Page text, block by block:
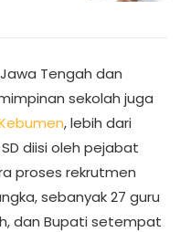
Tengah dan
sekolah juga
, lebih dari
diisi oleh pejabat
proses rekrutmen
sebanyak 27 guru
dan Bupati setempat